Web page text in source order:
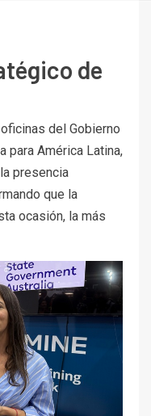
de
del Gobierno
para América Latina,
presencia
que la
ocasión, la más